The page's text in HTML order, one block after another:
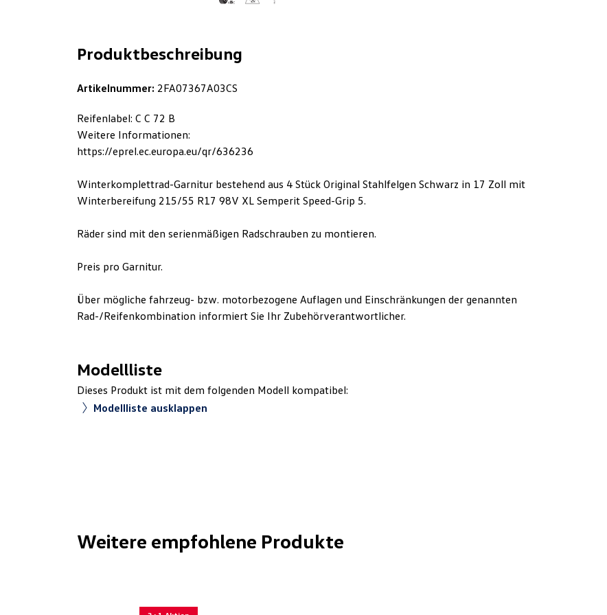
Produktbeschreibung
Artikelnummer: 2FA07367A03CS
Reifenlabel: C C 72 B
Weitere Informationen:
https://eprel.ec.europa.eu/qr/636236
Winterkomplettrad-Garnitur bestehend aus 4 Stück Original Stahlfelgen Schwarz in 17 Zoll mit
Winterbereifung 215/55 R17 98V XL Semperit Speed-Grip 5.
Räder sind mit den serienmäßigen Radschrauben zu montieren.
Preis pro Garnitur.
Über mögliche fahrzeug- bzw. motorbezogene Auflagen und Einschränkungen der genannten
Rad-/Reifenkombination informiert Sie Ihr Zubehörverantwortlicher.
Modellliste
Dieses Produkt ist mit dem folgenden Modell kompatibel:
Modellliste ausklappen
Weitere empfohlene Produkte